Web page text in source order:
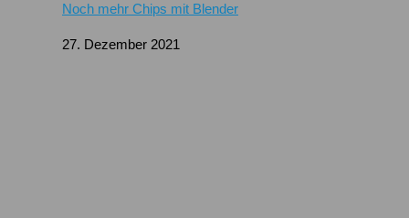
Noch mehr Chips mit Blender
27. Dezember 2021